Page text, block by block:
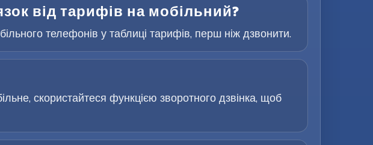
від тарифів на мобільний?
телефонів у таблиці тарифів, перш ніж дзвонити.
скористайтеся функцією зворотного дзвінка, щоб